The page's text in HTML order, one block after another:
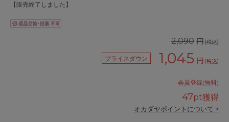
【販売終了しました】
2,090 円(税込)
プライスダウン 1,045 円 (税込)
会員登録(無料)
47pt獲得
オカダヤポイントについて >